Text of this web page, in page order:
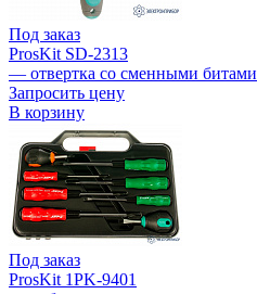
Под заказ
ProsKit SD-2313
— отвертка со сменными битами
Запросить цену
В корзину
Под заказ
ProsKit 1PK-9401